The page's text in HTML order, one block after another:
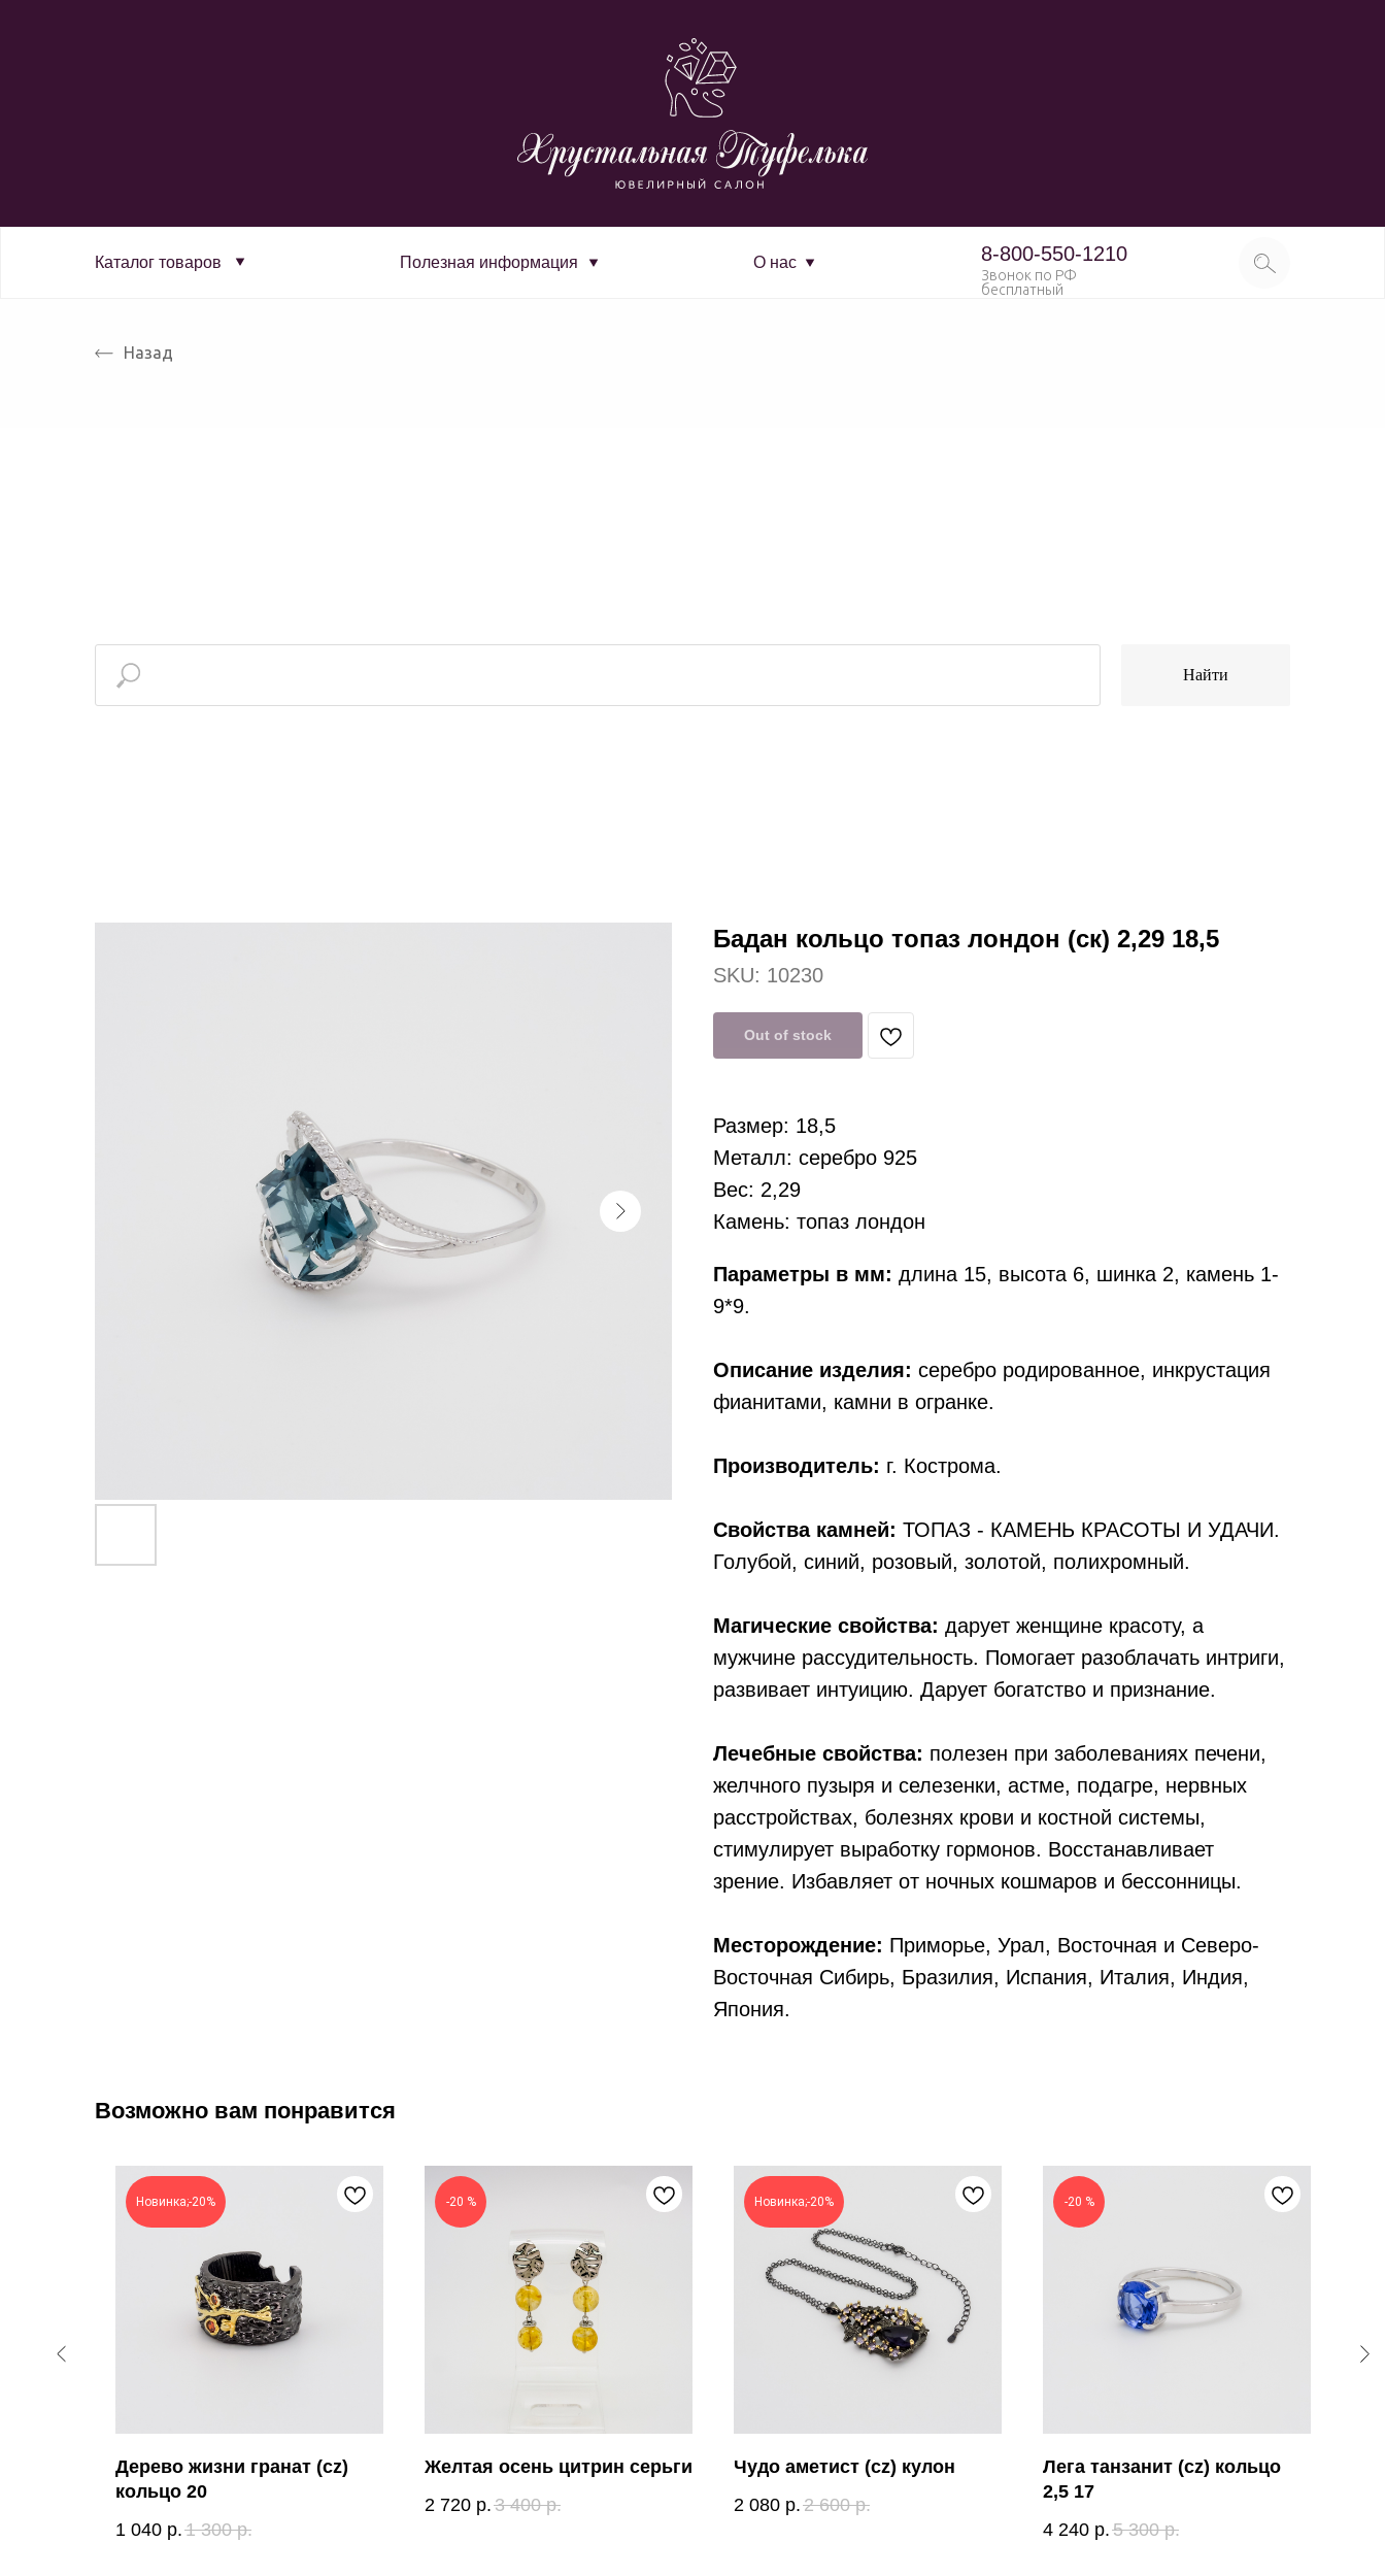
Каталог товаров Полезная информация О нас 8-800-550-1210
Звонок по РФ
бесплатный
Назад
Найти
Бадан кольцо топаз лондон (ск) 2,29 18,5
SKU: 10230
Out of stock
Параметры в мм: длина 15, высота 6, шинка 2, камень 1-
9*9.
Описание изделия: серебро родированное, инкрустация
фианитами, камни в огранке.
Производитель: г. Кострома.
Свойства камней: ТОПАЗ - КАМЕНЬ КРАСОТЫ И УДАЧИ.
Голубой, синий, розовый, золотой, полихромный.
Магические свойства: дарует женщине красоту, а
мужчине рассудительность. Помогает разоблачать интриги,
развивает интуицию. Дарует богатство и признание.
Лечебные свойства: полезен при заболеваниях печени,
желчного пузыря и селезенки, астме, подагре, нервных
расстройствах, болезнях крови и костной системы,
стимулирует выработку гормонов. Восстанавливает
зрение. Избавляет от ночных кошмаров и бессонницы.
Месторождение: Приморье, Урал, Восточная и Северо-
Восточная Сибирь, Бразилия, Испания, Италия, Индия,
Япония.
Размер: 18,5
Металл: серебро 925
Вес: 2,29
Камень: топаз лондон
Возможно вам понравится
Новинка;-20%
Дерево жизни гранат (cz)
кольцо 20
1 040 р. 1 300 р.
-20 %
Желтая осень цитрин серьги
2 720 р. 3 400 р.
Новинка;-20%
Чудо аметист (cz) кулон
2 080 р. 2 600 р.
-20 %
Лега танзанит (cz) кольцо
2,5 17
4 240 р. 5 300 р.